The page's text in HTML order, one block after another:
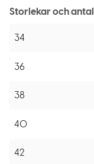
Storlekar och antal
34
36
38
40
42